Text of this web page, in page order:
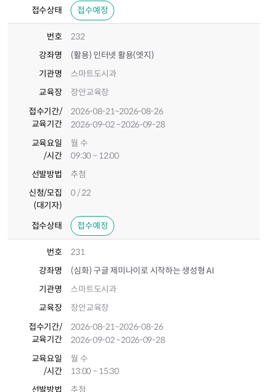
접수상태 접수예정
번호
232
강좌명
(활용) 인터넷 활용(엣지)
기관명
스마트도시과
교육장
장안교육장
접수기간/
교육기간
2026-08-21~2026-08-26
2026-09-02~2026-09-28
교육요일
/시간
월 수
09:30 ~ 12:00
선발방법
추첨
신청/모집
(대기자)
0 / 22
접수상태 접수예정
번호
231
강좌명
(심화) 구글 제미나이로 시작하는 생성형 AI
기관명
스마트도시과
교육장
장안교육장
접수기간/
교육기간
2026-08-21~2026-08-26
2026-09-02~2026-09-28
교육요일
/시간
월 수
13:00 ~ 15:30
선발방법
추첨